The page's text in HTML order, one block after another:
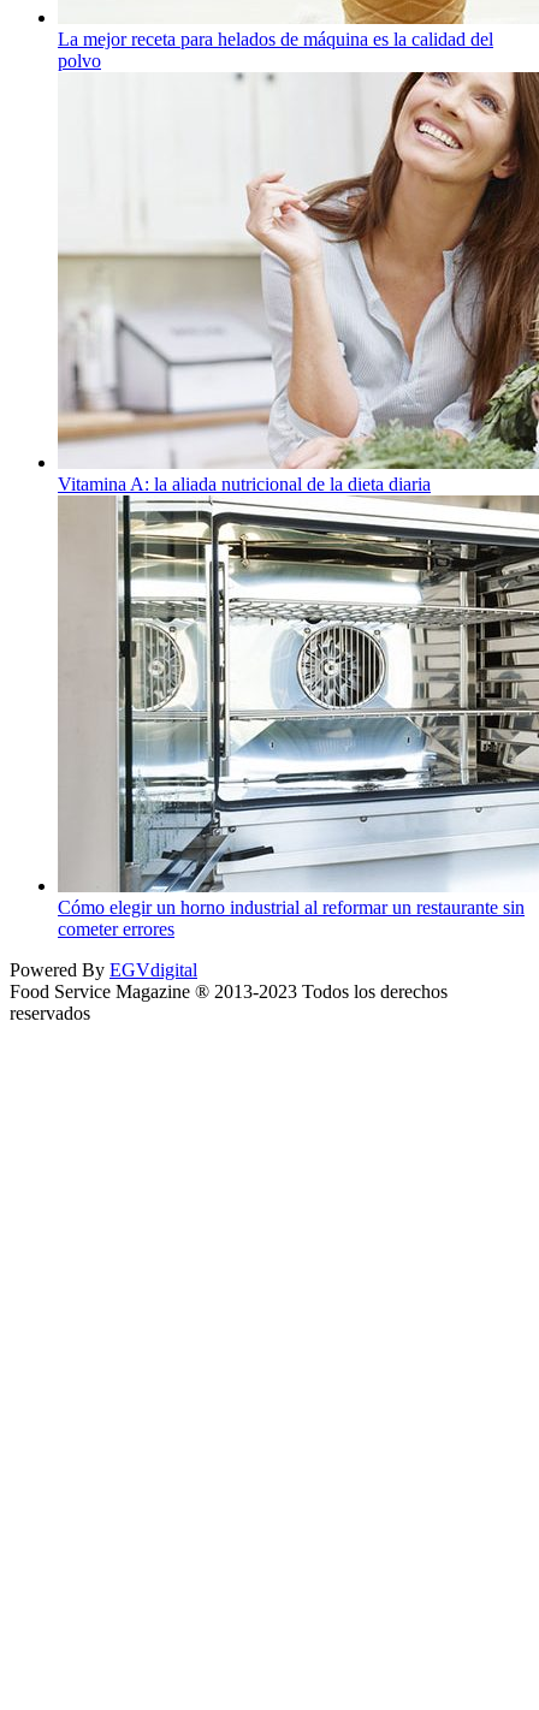
La mejor receta para helados de máquina es la calidad del
polvo
Vitamina A: la aliada nutricional de la dieta diaria
Cómo elegir un horno industrial al reformar un restaurante sin
cometer errores
Powered By EGVdigital
Food Service Magazine ® 2013-2023 Todos los derechos
reservados